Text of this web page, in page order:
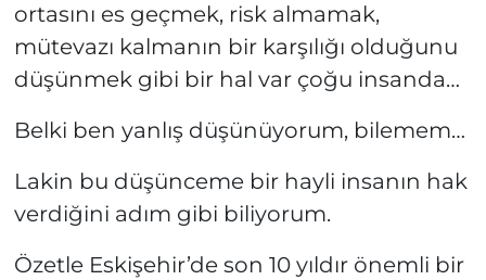
ortasını es geçmek, risk almamak,
mütevazı kalmanın bir karşılığı olduğunu
düşünmek gibi bir hal var çoğu insanda…
Belki ben yanlış düşünüyorum, bilemem…
Lakin bu düşünceme bir hayli insanın hak
verdiğini adım gibi biliyorum.
Özetle Eskişehir’de son 10 yıldır önemli bir